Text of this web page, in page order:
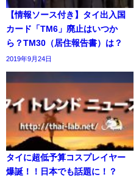
【情報ソース付き】タイ出入国
カード「TM6」廃止はいつか
ら？TM30（居住報告書）は？
2019年9月24日
タイに超低予算コスプレイヤー
爆誕！！日本でも話題に！？